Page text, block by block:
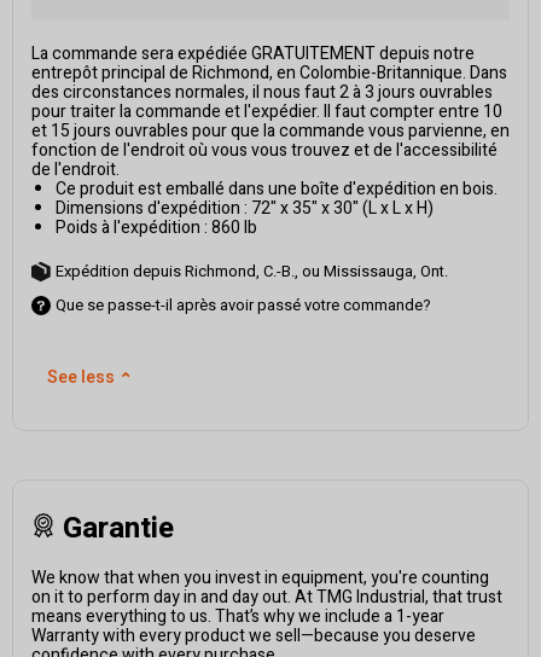
La commande sera expédiée GRATUITEMENT depuis notre
entrepôt principal de Richmond, en Colombie-Britannique. Dans
des circonstances normales, il nous faut 2 à 3 jours ouvrables
pour traiter la commande et l'expédier. Il faut compter entre 10
et 15 jours ouvrables pour que la commande vous parvienne, en
fonction de l'endroit où vous vous trouvez et de l'accessibilité
de l'endroit.
Ce produit est emballé dans une boîte d'expédition en bois.
Dimensions d'expédition : 72" x 35" x 30" (L x L x H)
Poids à l'expédition : 860 lb
Expédition depuis Richmond, C.-B., ou Mississauga, Ont.
Que se passe-t-il après avoir passé votre commande?
See less ⌃
Garantie
We know that when you invest in equipment, you're counting
on it to perform day in and day out. At TMG Industrial, that trust
means everything to us. That’s why we include a 1-year
Warranty with every product we sell—because you deserve